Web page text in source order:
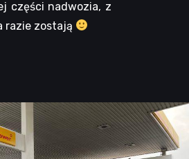
części nadwozia, z
razie zostają